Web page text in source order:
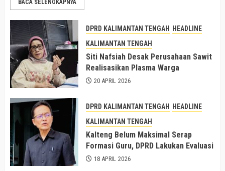
BACA SELENGKAPNYA
DPRD KALIMANTAN TENGAH
HEADLINE
KALIMANTAN TENGAH
Siti Nafsiah Desak Perusahaan Sawit
Realisasikan Plasma Warga
20 APRIL 2026
DPRD KALIMANTAN TENGAH
HEADLINE
KALIMANTAN TENGAH
Kalteng Belum Maksimal Serap
Formasi Guru, DPRD Lakukan Evaluasi
18 APRIL 2026